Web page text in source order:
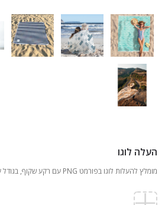
העלה לוגו
מומלץ להעלות לוגו בפורמט PNG עם רקע שקוף, בגודל עד 250 kb